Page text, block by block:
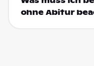
ohne Abitur